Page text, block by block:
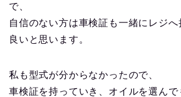
で、
自信のない方は車検証も一緒にレジ
良いと思います。
私も型式が分からなかったので、
車検証を持っていき、オイルを選んで